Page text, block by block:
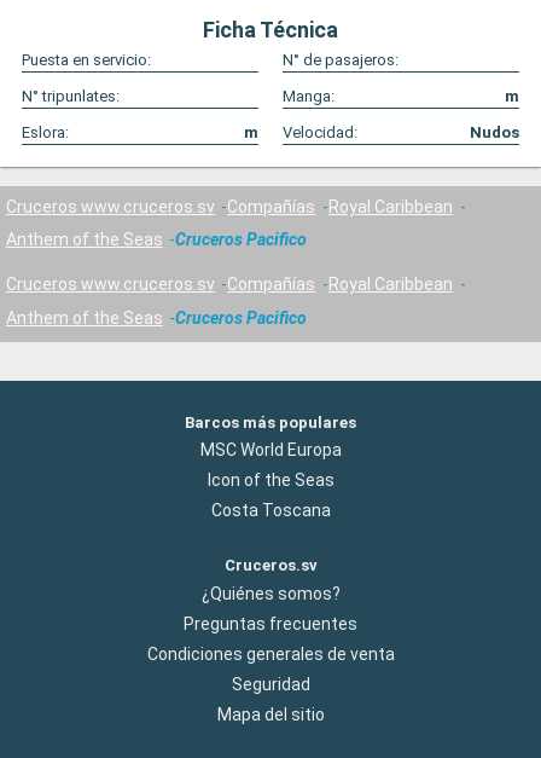
Ficha Técnica
Puesta en servicio:
N° de pasajeros:
N° tripunlates:
Manga:
m
Eslora:
m Velocidad: Nudos
Cruceros www.cruceros.sv Compañías
Royal Caribbean
Anthem of the Seas
Cruceros Pacifico
Cruceros www.cruceros.sv Compañías
Royal Caribbean
Anthem of the Seas
Cruceros Pacifico
Barcos más populares
MSC World Europa
Icon of the Seas
Costa Toscana
Cruceros.sv
¿Quiénes somos?
Preguntas frecuentes
Condiciones generales de venta
Seguridad
Mapa del sitio